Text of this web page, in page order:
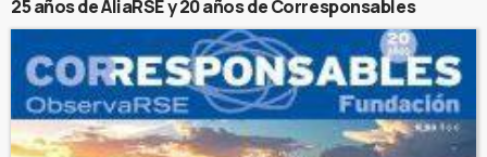
25 años de AliaRSE y 20 años de Corresponsables